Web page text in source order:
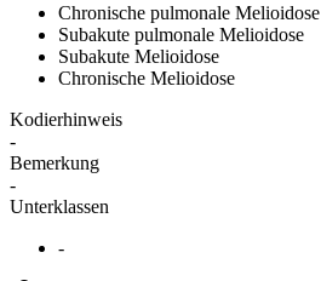
Chronische pulmonale Melioidose
Subakute pulmonale Melioidose
Subakute Melioidose
Chronische Melioidose
Kodierhinweis
-
Bemerkung
-
Unterklassen
-